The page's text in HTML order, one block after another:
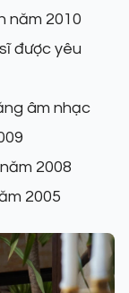
năm 2010
được yêu
âm nhạc
2008
2005